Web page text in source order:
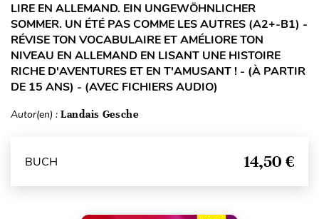
LIRE EN ALLEMAND. EIN UNGEWÖHNLICHER
SOMMER. UN ÉTÉ PAS COMME LES AUTRES (A2+-B1) -
RÉVISE TON VOCABULAIRE ET AMÉLIORE TON
NIVEAU EN ALLEMAND EN LISANT UNE HISTOIRE
RICHE D'AVENTURES ET EN T'AMUSANT ! - (À PARTIR
DE 15 ANS) - (AVEC FICHIERS AUDIO)
Autor(en) : Landais Gesche
BUCH 14,50 €